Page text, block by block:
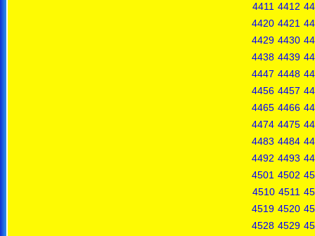
4411 4412
4420 4421
4429 4430
4438 4439
4447 4448
4456 4457
4465 4466
4474 4475
4483 4484
4492 4493
4501 4502
4510 4511
4519 4520
4528 4529